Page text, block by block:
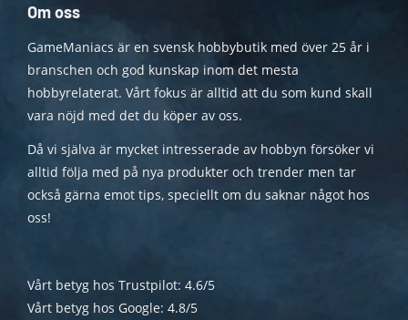
Om oss
GameManiacs är en svensk hobbybutik med över 25 år i
branschen och god kunskap inom det mesta
hobbyrelaterat. Vårt fokus är alltid att du som kund skall
vara nöjd med det du köper av oss.
Då vi själva är mycket intresserade av hobbyn försöker vi
alltid följa med på nya produkter och trender men tar
också gärna emot tips, speciellt om du saknar något hos
oss!
Vårt betyg hos Trustpilot: 4.6/5
Vårt betyg hos Google: 4.8/5